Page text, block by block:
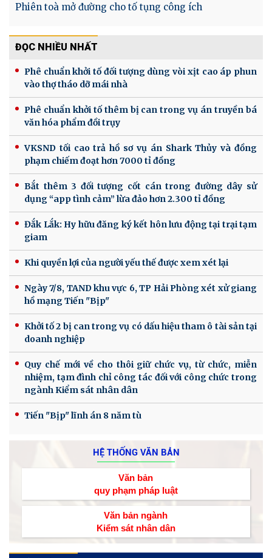
Phiên toà mở đường cho tố tụng công ích
ĐỌC NHIỀU NHẤT
Phê chuẩn khởi tố đối tượng dùng vòi xịt cao áp phun
vào thợ tháo dỡ mái nhà
Phê chuẩn khởi tố thêm bị can trong vụ án truyền bá
văn hóa phẩm đồi trụy
VKSND tối cao trả hồ sơ vụ án Shark Thủy và đồng
phạm chiếm đoạt hơn 7000 tỉ đồng
Bắt thêm 3 đối tượng cốt cán trong đường dây sử
dụng “app tình cảm” lừa đảo hơn 2.300 tỉ đồng
Đắk Lắk: Hy hữu đăng ký kết hôn lưu động tại trại tạm
giam
Khi quyền lợi của người yếu thế được xem xét lại
Ngày 7/8, TAND khu vực 6, TP Hải Phòng xét xử giang
hồ mạng Tiến "Bịp"
Khởi tố 2 bị can trong vụ có dấu hiệu tham ô tài sản tại
doanh nghiệp
Quy chế mới về cho thôi giữ chức vụ, từ chức, miễn
nhiệm, tạm đình chỉ công tác đối với công chức trong
ngành Kiểm sát nhân dân
Tiến "Bịp" lĩnh án 8 năm tù
HỆ THỐNG VĂN BẢN
Văn bản
quy phạm pháp luật
Văn bản ngành
Kiểm sát nhân dân